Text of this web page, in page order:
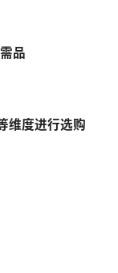
品
维度进行选购